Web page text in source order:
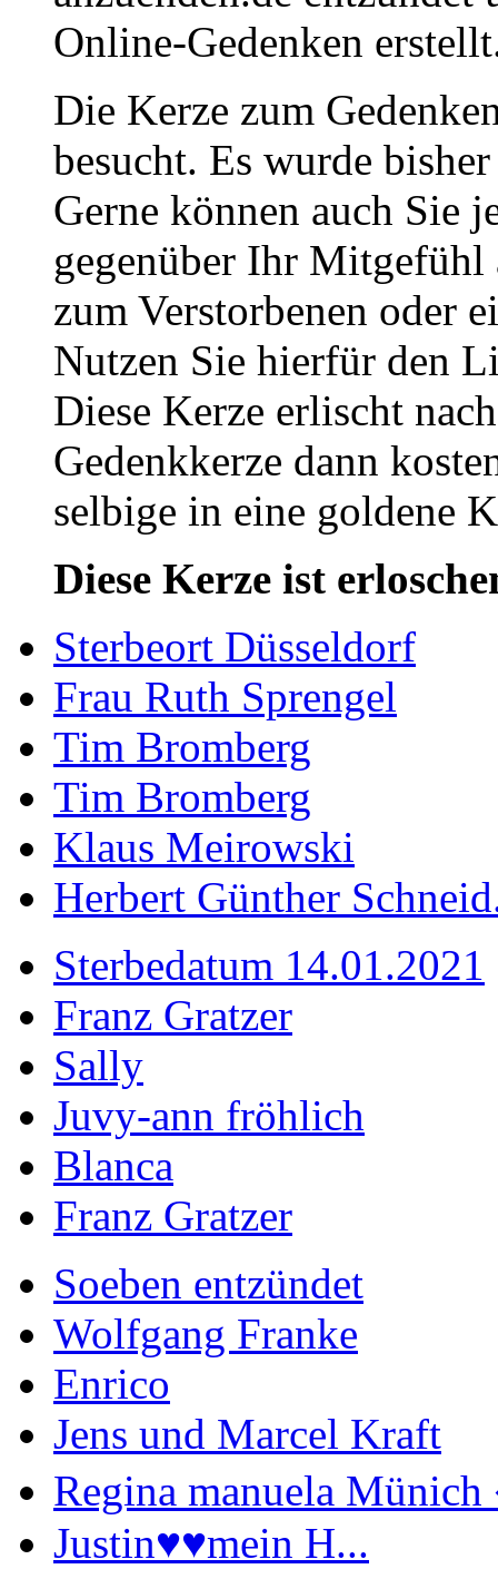
Online-Gedenken
Die Kerze zum
besucht. Es wurde
Gerne können auch Sie
gegenüber Ihr Mitgefühl
zum Verstorbenen oder
Nutzen Sie hierfür den
Diese Kerze erlischt
Gedenkkerze dann
selbige in eine goldene
Diese Kerze ist
Sterbeort Düsseldorf
Frau Ruth Sprengel
Tim Bromberg
Tim Bromberg
Klaus Meirowski
Herbert Günther
Sterbedatum 14.01.2021
Franz Gratzer
Sally
Juvy-ann fröhlich
Blanca
Franz Gratzer
Soeben entzündet
Wolfgang Franke
Enrico
Jens und Marcel Kraft
Regina manuela
Justin♥️♥️mein H...